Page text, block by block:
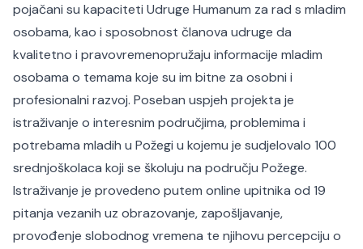
pojačani su kapaciteti Udruge Humanum za rad s mladim
osobama, kao i sposobnost članova udruge da
kvalitetno i pravovremenopružaju informacije mladim
osobama o temama koje su im bitne za osobni i
profesionalni razvoj. Poseban uspjeh projekta je
istraživanje o interesnim područjima, problemima i
potrebama mladih u Požegi u kojemu je sudjelovalo 100
srednjoškolaca koji se školuju na području Požege.
Istraživanje je provedeno putem online upitnika od 19
pitanja vezanih uz obrazovanje, zapošljavanje,
provođenje slobodnog vremena te njihovu percepciju o